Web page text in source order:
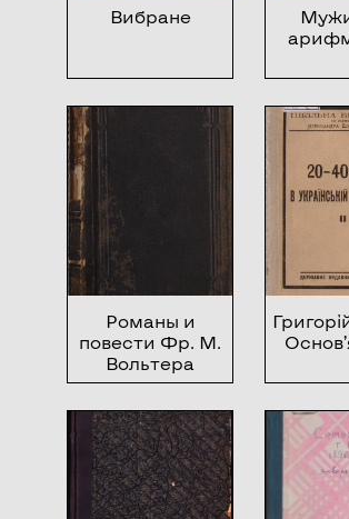
Вибране
Романы и
повести Фр. М.
Вольтера